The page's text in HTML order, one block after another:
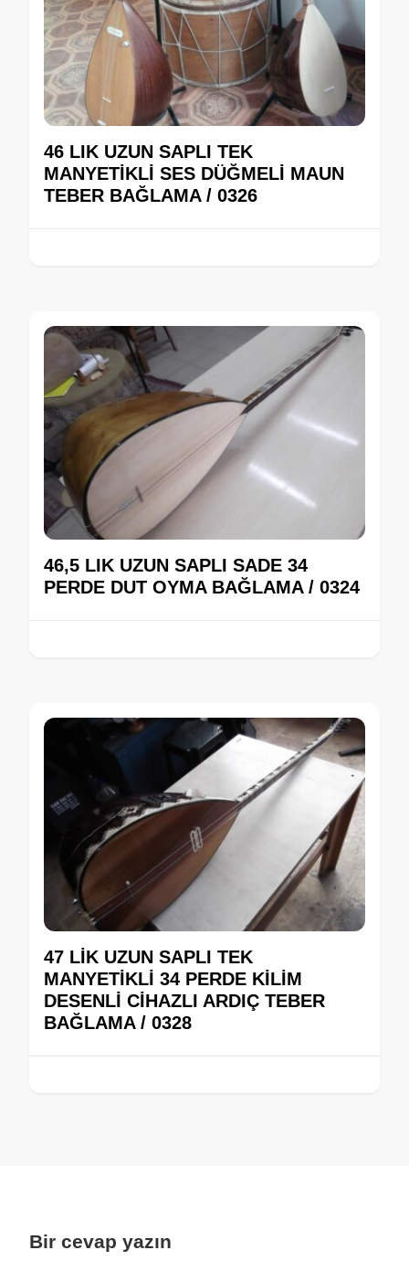
46 LIK UZUN SAPLI TEK
MANYETİKLİ SES DÜĞMELİ MAUN
TEBER BAĞLAMA / 0326
46,5 LIK UZUN SAPLI SADE 34
PERDE DUT OYMA BAĞLAMA / 0324
47 LİK UZUN SAPLI TEK
MANYETİKLİ 34 PERDE KİLİM
DESENLİ CİHAZLI ARDIÇ TEBER
BAĞLAMA / 0328
Bir cevap yazın